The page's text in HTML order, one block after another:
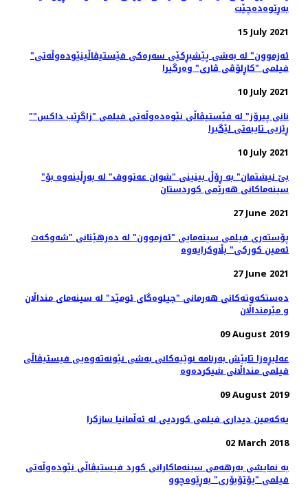
بەڕێوەدەچێت
15 July 2021
"ئەزموون" لە به‌شی پێشبڕکێی سه‌ره‌کی فێستیڤاڵینێوده‌وڵه‌تی
فیلمی "کاڕلۆڤی ڤاری" وه‌رگیرا
10 July 2021
"نانی پیرۆز" لە فێستیڤاڵی نێوەدەوڵەتی فیلمی "زاگڕێب داکس"
ڕێزیی تایبەتی لێگیرا
10 July 2021
"بێ نیشتمان" بە ڕۆڵ بینینی "شوان عەتووف" لە بەڕڵینەوە بۆ
سینەماکانی هەرێمی کوردستان
27 June 2021
پۆسته‌ری فیلمی سینەمایی "ئەزموون" لە دەرهێنانی "شەوکەت
ئەمین کورکی" بڵاوکرایەوە
27 June 2021
ده‌ستکه‌وته‌کانی هه‌رمانی "جیلوه‌گای ئومێد" له‌ سینه‌مای منداڵان
و مێرمنداڵان
09 August 2019
عه‌لیڕه‌زا تابێش به‌رنامه‌ نوێیه‌کانی به‌شی نێونه‌ته‌وه‌یی فیستیڤاڵی
09 August 2019
یەکەمین دیداری فیلمی کوردیی لە ئەڵمانیا سازکرا
02 March 2018
بە نمایشی بەرهەمی سینەماکارانی کورد فیستیڤاڵی نێودەوڵەتی
فیلمی "یۆتۆبۆری" بەڕێوەچوو